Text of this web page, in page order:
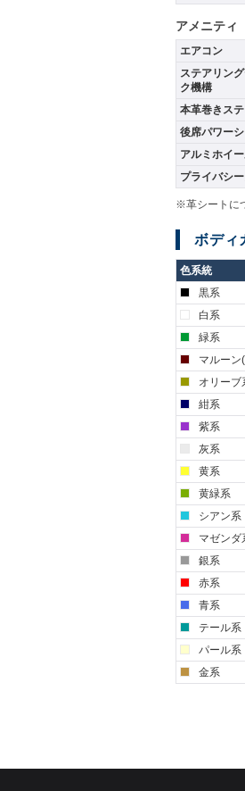
アメニティ
エアコン
ステアリン
ク機構
本革巻きス
後席パワーシ
アルミホイ
プライバシ
※革シートに
ボディ
色系統
黒系
白系
緑系
マルーン
オリーブ
紺系
紫系
灰系
黄系
黄緑系
シアン系
マゼンダ
銀系
赤系
青系
テール系
パール系
金系